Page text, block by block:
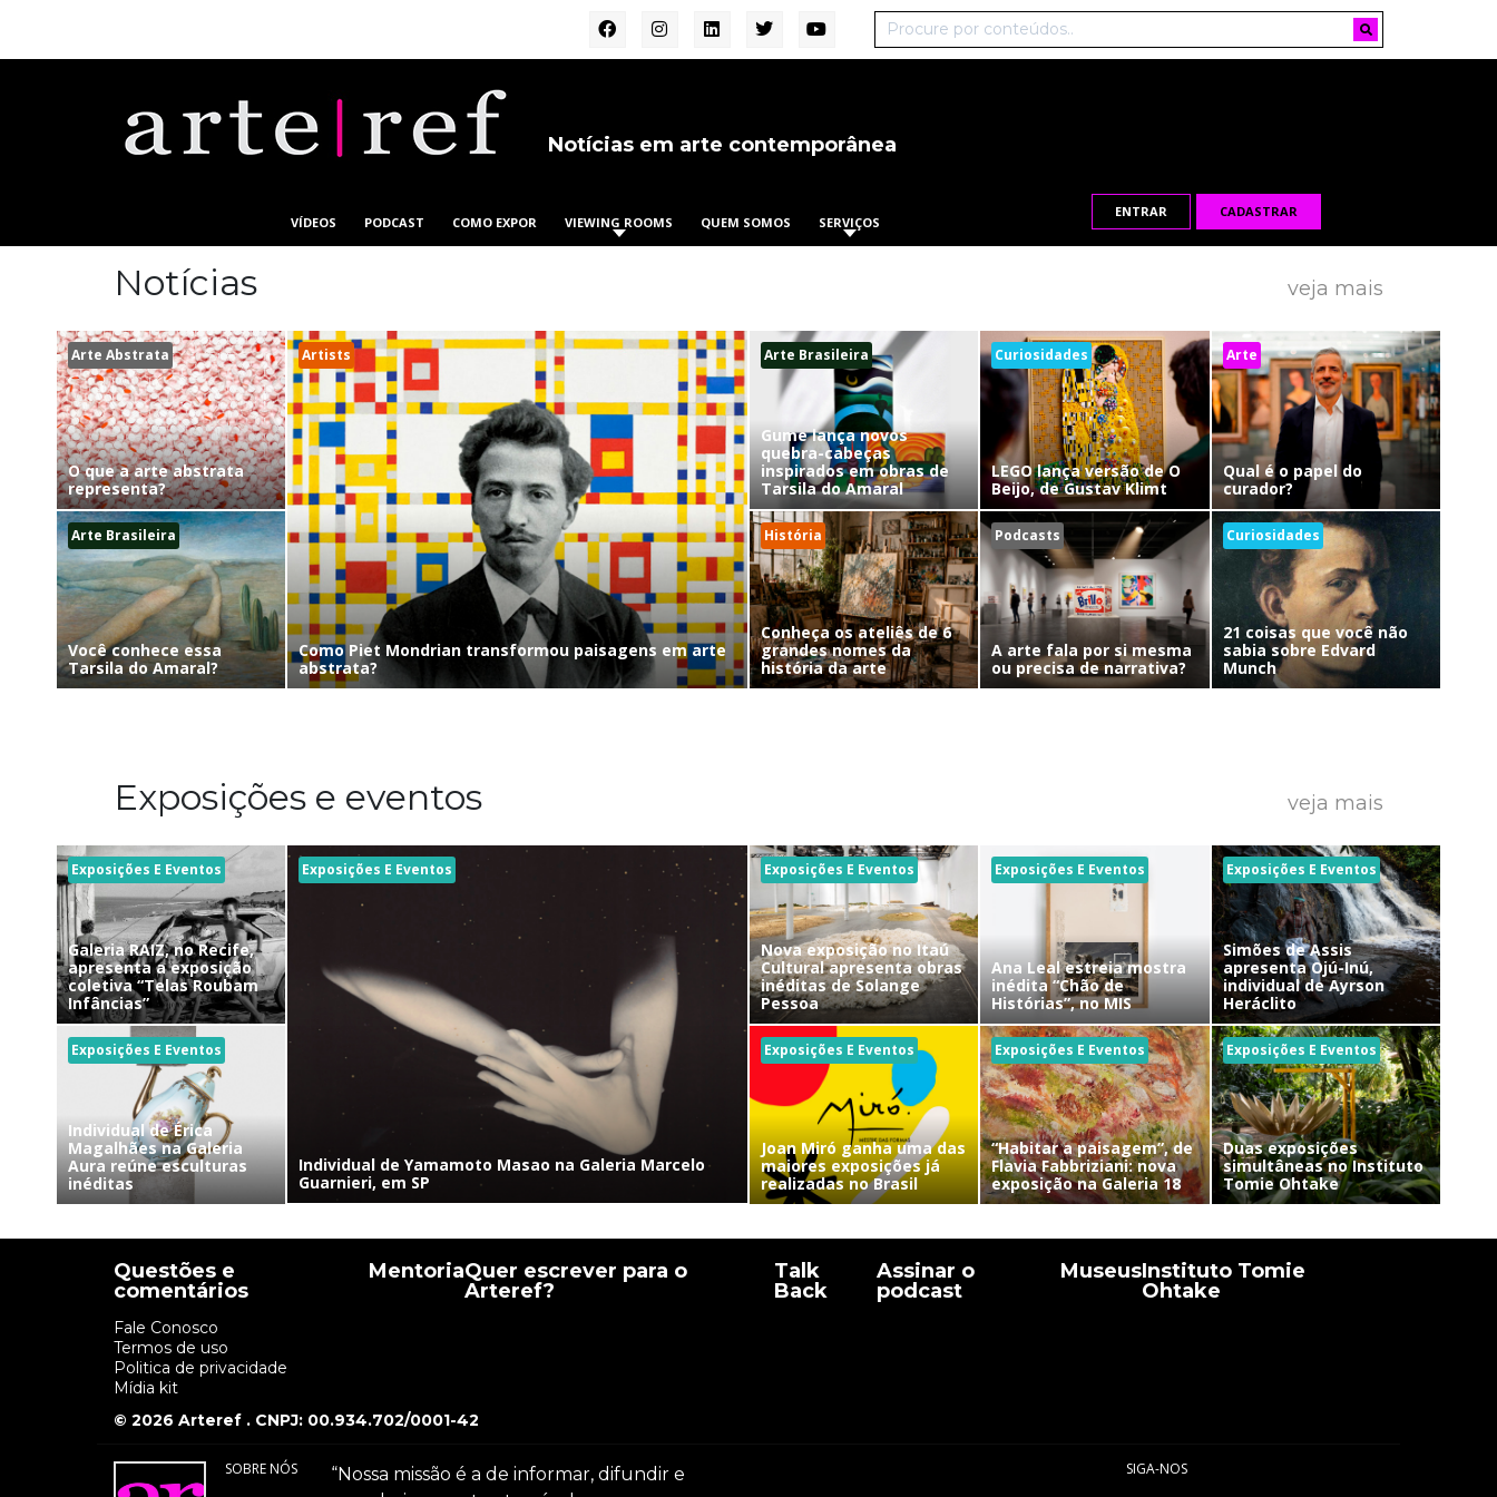
Notícias em arte contemporânea
VÍDEOS PODCAST COMO EXPOR VIEWING ROOMS QUEM SOMOS SERVIÇOS
ENTRAR CADASTRAR
Notícias veja mais
Arte Abstrata
O que a arte abstrata
representa?
Arte Brasileira
Você conhece essa
Tarsila do Amaral?
Artists
Como Piet Mondrian transformou paisagens em arte
abstrata?
Arte Brasileira
Gume lança novos
quebra-cabeças
inspirados em obras de
Tarsila do Amaral
Curiosidades
LEGO lança versão de O
Beijo, de Gustav Klimt
Arte
Qual é o papel do
curador?
História
Conheça os ateliês de 6
grandes nomes da
história da arte
Podcasts
A arte fala por si mesma
ou precisa de narrativa?
Curiosidades
21 coisas que você não
sabia sobre Edvard
Munch
Exposições e eventos veja mais
Exposições E Eventos
Galeria RAIZ, no Recife,
apresenta a exposição
coletiva “Telas Roubam
Infâncias”
Exposições E Eventos
Individual de Érica
Magalhães na Galeria
Aura reúne esculturas
inéditas
Exposições E Eventos
Individual de Yamamoto Masao na Galeria Marcelo
Guarnieri, em SP
Exposições E Eventos
Nova exposição no Itaú
Cultural apresenta obras
inéditas de Solange
Pessoa
Exposições E Eventos
Ana Leal estreia mostra
inédita “Chão de
Histórias”, no MIS
Exposições E Eventos
Simões de Assis
apresenta Ojú-Inú,
individual de Ayrson
Heráclito
Exposições E Eventos
Joan Miró ganha uma das
maiores exposições já
realizadas no Brasil
Exposições E Eventos
“Habitar a paisagem”, de
Flavia Fabbriziani: nova
exposição na Galeria 18
Exposições E Eventos
Duas exposições
simultâneas no Instituto
Tomie Ohtake
Questões e
comentários
Fale Conosco
Termos de uso
Politica de privacidade
Mídia kit
MentoriaQuer escrever para o
Arteref?
Talk
Back
Assinar o
podcast
MuseusInstituto Tomie
Ohtake
© 2026 Arteref . CNPJ: 00.934.702/0001-42
SOBRE NÓS
“Nossa missão é a de informar, difundir e
SIGA-NOS